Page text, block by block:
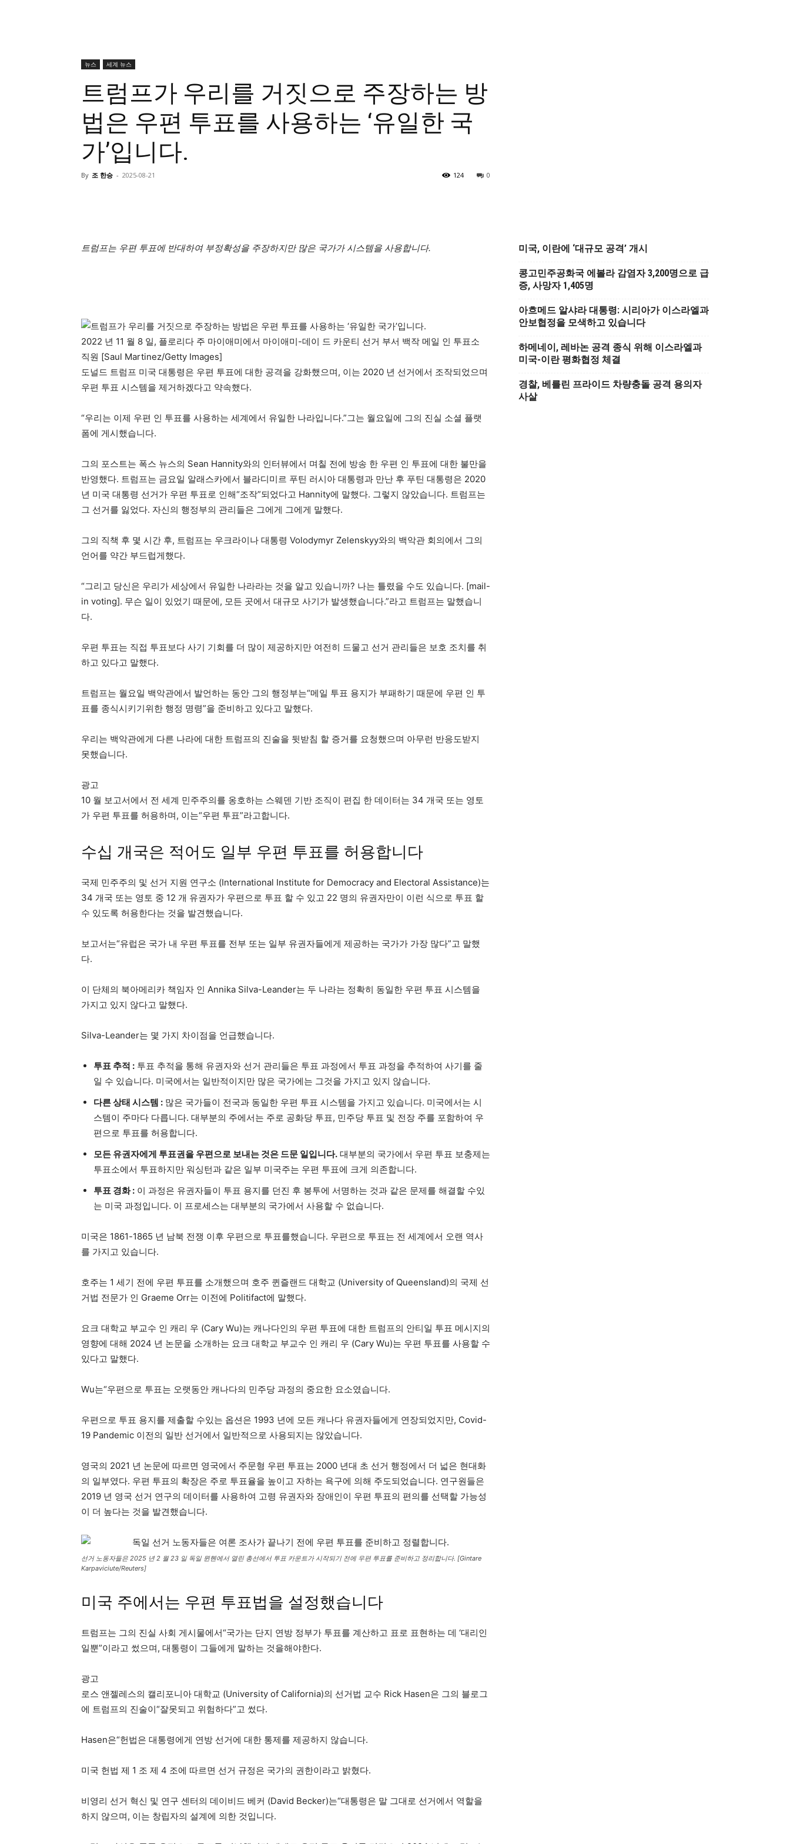
뉴스 세계 뉴스
트럼프가 우리를 거짓으로 주장하는 방
법은 우편 투표를 사용하는 ‘유일한 국
가’입니다.
By 조 한승 - 2025-08-21 0
124
트럼프는 우편 투표에 반대하여 부정확성을 주장하지만 많은 국가가 시스템을 사용합니다.
2022 년 11 월 8 일, 플로리다 주 마이애미에서 마이애미-데이 드 카운티 선거 부서 백작 메일 인 투표소
직원 [Saul Martinez/Getty Images]
도널드 트럼프 미국 대통령은 우편 투표에 대한 공격을 강화했으며, 이는 2020 년 선거에서 조작되었으며
우편 투표 시스템을 제거하겠다고 약속했다.
“우리는 이제 우편 인 투표를 사용하는 세계에서 유일한 나라입니다.”그는 월요일에 그의 진실 소셜 플랫
폼에 게시했습니다.
그의 포스트는 폭스 뉴스의 Sean Hannity와의 인터뷰에서 며칠 전에 방송 한 우편 인 투표에 대한 불만을
반영했다. 트럼프는 금요일 알래스카에서 블라디미르 푸틴 러시아 대통령과 만난 후 푸틴 대통령은 2020
년 미국 대통령 선거가 우편 투표로 인해“조작”되었다고 Hannity에 말했다. 그렇지 않았습니다. 트럼프는
그 선거를 잃었다. 자신의 행정부의 관리들은 그에게 그에게 말했다.
그의 직책 후 몇 시간 후, 트럼프는 우크라이나 대통령 Volodymyr Zelenskyy와의 백악관 회의에서 그의
언어를 약간 부드럽게했다.
“그리고 당신은 우리가 세상에서 유일한 나라라는 것을 알고 있습니까? 나는 틀렸을 수도 있습니다. [mail-
in voting]. 무슨 일이 있었기 때문에, 모든 곳에서 대규모 사기가 발생했습니다.”라고 트럼프는 말했습니
다.
우편 투표는 직접 투표보다 사기 기회를 더 많이 제공하지만 여전히 드물고 선거 관리들은 보호 조치를 취
하고 있다고 말했다.
트럼프는 월요일 백악관에서 발언하는 동안 그의 행정부는“메일 투표 용지가 부패하기 때문에 우편 인 투
표를 종식시키기위한 행정 명령”을 준비하고 있다고 말했다.
우리는 백악관에게 다른 나라에 대한 트럼프의 진술을 뒷받침 할 증거를 요청했으며 아무런 반응도받지
못했습니다.
광고
10 월 보고서에서 전 세계 민주주의를 옹호하는 스웨덴 기반 조직이 편집 한 데이터는 34 개국 또는 영토
가 우편 투표를 허용하며, 이는“우편 투표”라고합니다.
수십 개국은 적어도 일부 우편 투표를 허용합니다
국제 민주주의 및 선거 지원 연구소 (International Institute for Democracy and Electoral Assistance)는
34 개국 또는 영토 중 12 개 유권자가 우편으로 투표 할 수 있고 22 명의 유권자만이 이런 식으로 투표 할
수 있도록 허용한다는 것을 발견했습니다.
보고서는“유럽은 국가 내 우편 투표를 전부 또는 일부 유권자들에게 제공하는 국가가 가장 많다”고 말했
다.
이 단체의 북아메리카 책임자 인 Annika Silva-Leander는 두 나라는 정확히 동일한 우편 투표 시스템을
가지고 있지 않다고 말했다.
Silva-Leander는 몇 가지 차이점을 언급했습니다.
투표 추적 : 투표 추적을 통해 유권자와 선거 관리들은 투표 과정에서 투표 과정을 추적하여 사기를 줄
일 수 있습니다. 미국에서는 일반적이지만 많은 국가에는 그것을 가지고 있지 않습니다.
다른 상태 시스템 : 많은 국가들이 전국과 동일한 우편 투표 시스템을 가지고 있습니다. 미국에서는 시
스템이 주마다 다릅니다. 대부분의 주에서는 주로 공화당 투표, 민주당 투표 및 전장 주를 포함하여 우
편으로 투표를 허용합니다.
모든 유권자에게 투표권을 우편으로 보내는 것은 드문 일입니다. 대부분의 국가에서 우편 투표 보충제는
투표소에서 투표하지만 워싱턴과 같은 일부 미국주는 우편 투표에 크게 의존합니다.
투표 경화 : 이 과정은 유권자들이 투표 용지를 던진 후 봉투에 서명하는 것과 같은 문제를 해결할 수있
는 미국 과정입니다. 이 프로세스는 대부분의 국가에서 사용할 수 없습니다.
미국은 1861-1865 년 남북 전쟁 이후 우편으로 투표를했습니다. 우편으로 투표는 전 세계에서 오랜 역사
를 가지고 있습니다.
호주는 1 세기 전에 우편 투표를 소개했으며 호주 퀸즐랜드 대학교 (University of Queensland)의 국제 선
거법 전문가 인 Graeme Orr는 이전에 Politifact에 말했다.
요크 대학교 부교수 인 캐리 우 (Cary Wu)는 캐나다인의 우편 투표에 대한 트럼프의 안티일 투표 메시지의
영향에 대해 2024 년 논문을 소개하는 요크 대학교 부교수 인 캐리 우 (Cary Wu)는 우편 투표를 사용할 수
있다고 말했다.
Wu는“우편으로 투표는 오랫동안 캐나다의 민주당 과정의 중요한 요소였습니다.
우편으로 투표 용지를 제출할 수있는 옵션은 1993 년에 모든 캐나다 유권자들에게 연장되었지만, Covid-
19 Pandemic 이전의 일반 선거에서 일반적으로 사용되지는 않았습니다.
영국의 2021 년 논문에 따르면 영국에서 주문형 우편 투표는 2000 년대 초 선거 행정에서 더 넓은 현대화
의 일부였다. 우편 투표의 확장은 주로 투표율을 높이고 자하는 욕구에 의해 주도되었습니다. 연구원들은
2019 년 영국 선거 연구의 데이터를 사용하여 고령 유권자와 장애인이 우편 투표의 편의를 선택할 가능성
이 더 높다는 것을 발견했습니다.
선거 노동자들은 2025 년 2 월 23 일 독일 뮌헨에서 열린 총선에서 투표 카운트가 시작되기 전에 우편 투표를 준비하고 정리합니다. [Gintare
Karpaviciute/Reuters]
미국 주에서는 우편 투표법을 설정했습니다
트럼프는 그의 진실 사회 게시물에서“국가는 단지 연방 정부가 투표를 계산하고 표로 표현하는 데 ‘대리인
일뿐”이라고 썼으며, 대통령이 그들에게 말하는 것을해야한다.
광고
로스 앤젤레스의 캘리포니아 대학교 (University of California)의 선거법 교수 Rick Hasen은 그의 블로그
에 트럼프의 진술이“잘못되고 위험하다”고 썼다.
Hasen은“헌법은 대통령에게 연방 선거에 대한 통제를 제공하지 않습니다.
미국 헌법 제 1 조 제 4 조에 따르면 선거 규정은 국가의 권한이라고 밝혔다.
비영리 선거 혁신 및 연구 센터의 데이비드 베커 (David Becker)는“대통령은 말 그대로 선거에서 역할을
하지 않으며, 이는 창립자의 설계에 의한 것입니다.
미국, 이란에 ‘대규모 공격’ 개시
콩고민주공화국 에볼라 감염자 3,200명으로 급
증, 사망자 1,405명
아흐메드 알샤라 대통령: 시리아가 이스라엘과
안보협정을 모색하고 있습니다
하메네이, 레바논 공격 종식 위해 이스라엘과
미국-이란 평화협정 체결
경찰, 베를린 프라이드 차량충돌 공격 용의자
사살